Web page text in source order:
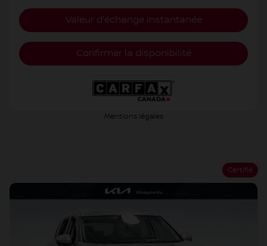
Valeur d'échange instantanée
Confirmer la disponibilité
Mentions légales
Certifié